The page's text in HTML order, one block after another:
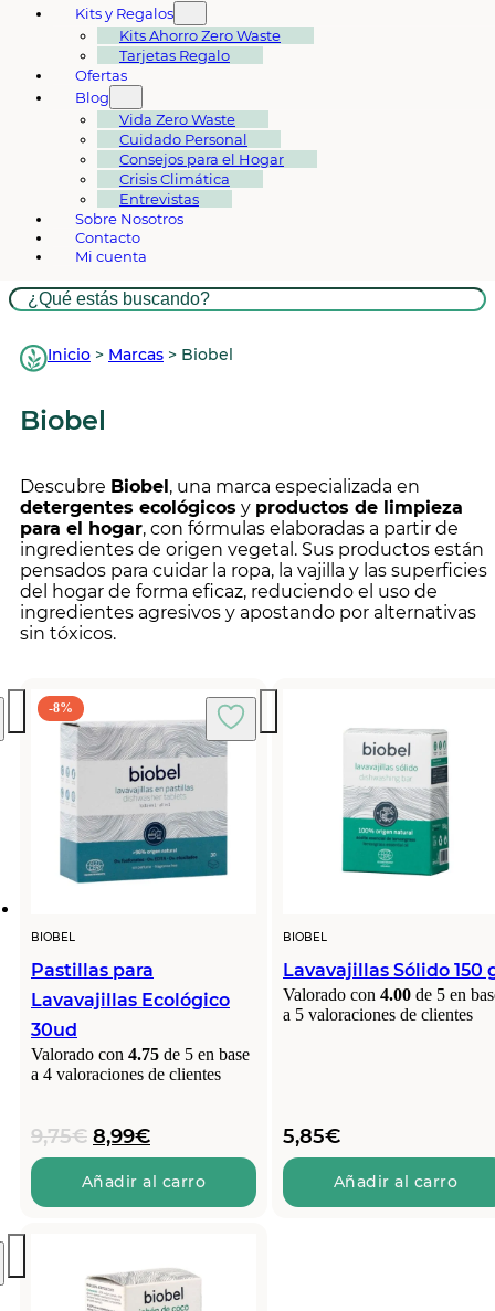
Kits y Regalos
Kits Ahorro Zero Waste
Tarjetas Regalo
Ofertas
Blog
Vida Zero Waste
Cuidado Personal
Consejos para el Hogar
Crisis Climática
Entrevistas
Sobre Nosotros
Contacto
Mi cuenta
Buscar
Inicio > Marcas > Biobel
Biobel
Descubre Biobel, una marca especializada en
detergentes ecológicos y productos de limpieza
para el hogar, con fórmulas elaboradas a partir de
ingredientes de origen vegetal. Sus productos están
pensados para cuidar la ropa, la vajilla y las superficies
del hogar de forma eficaz, reduciendo el uso de
ingredientes agresivos y apostando por alternativas
sin tóxicos.
-8%
BIOBEL
Pastillas para
Lavavajillas Ecológico
30ud
Valorado con 4.75 de 5 en base
a 4 valoraciones de clientes
9,75€ El
precio
original
era:
8,99€El
precio
actual
es:
Añadir al carro
BIOBEL
Lavavajillas Sólido 150
Valorado con 4.00 de 5 en
a 5 valoraciones de clientes
5,85€
Añadir al carro